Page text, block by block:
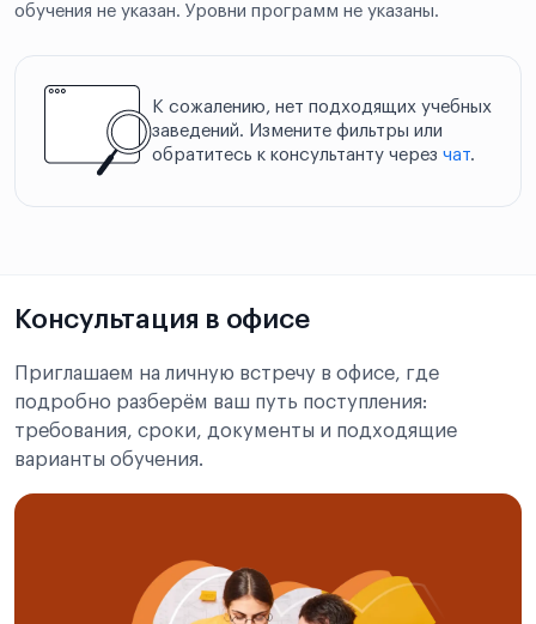
обучения не указан. Уровни программ не указаны.
К сожалению, нет подходящих учебных
заведений. Измените фильтры или
обратитесь к консультанту через чат.
Консультация в офисе
Приглашаем на личную встречу в офисе, где
подробно разберём ваш путь поступления:
требования, сроки, документы и подходящие
варианты обучения.